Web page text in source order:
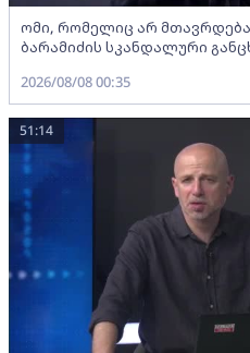
ომი, რომელიც არ
ბარამიძის სკანდალური
2026/08/08 00:35
51:14